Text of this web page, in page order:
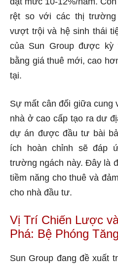
rệt so với các thị
vượt trội và hệ sinh thái
của Sun Group được kỳ
bằng giá thuê mới, cao
tại.
Sự mất cân đối giữa cung
nhà ở cao cấp tạo ra dư
dự án được đầu tư bài
ích hoàn chỉnh sẽ đáp
trường ngách này. Đây là
tiềm năng cho thuê và
cho nhà đầu tư.
Vị Trí Chiến Lược
Phá: Bệ Phóng
Sun Group đang đề xuất